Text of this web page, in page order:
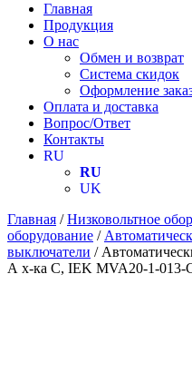
Главная
Продукция
О нас
Обмен и возврат
Система скидок
Оформление
Оплата и доставка
Вопрос/Ответ
Контакты
RU
RU
UK
Главная /Низковольтное
оборудование /
выключатели /
А х-ка C, IEK MVA20-1-013-